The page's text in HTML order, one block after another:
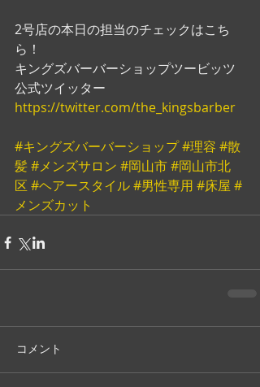
2号店の本日の担当のチェックはこち
ら！
キングズバーバーショップツービッツ
公式ツイッター
https://twitter.com/the_kingsbarber
#キングズバーバーショップ#理容 #散
髪#メンズサロン #岡山市#岡山市北
区 #ヘアースタイル#男性専用 #床屋 #
メンズカット
コメント